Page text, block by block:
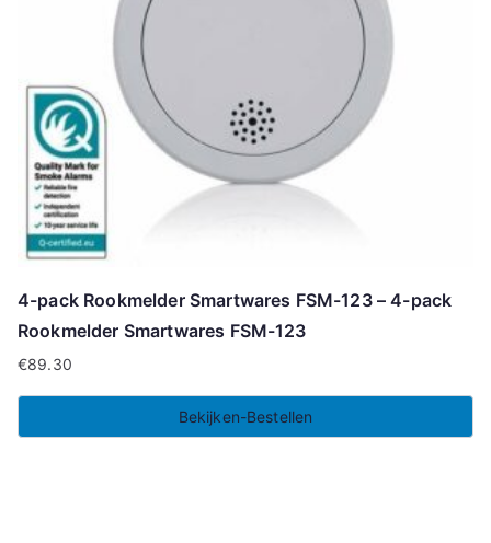
4-pack Rookmelder Smartwares FSM-123 – 4-pack
Rookmelder Smartwares FSM-123
€89.30
Bekijken-Bestellen